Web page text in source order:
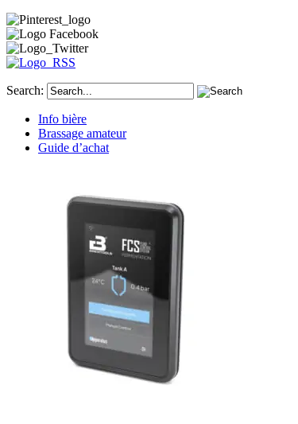
Search:
Info bière
Brassage amateur
Guide d’achat